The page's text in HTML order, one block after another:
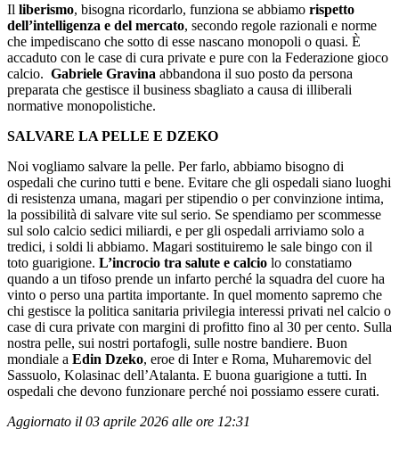
Il liberismo, bisogna ricordarlo, funziona se abbiamo rispetto
dell’intelligenza e del mercato, secondo regole razionali e norme
che impediscano che sotto di esse nascano monopoli o quasi. È
accaduto con le case di cura private e pure con la Federazione gioco
calcio. Gabriele Gravina abbandona il suo posto da persona
preparata che gestisce il business sbagliato a causa di illiberali
normative monopolistiche.
SALVARE LA PELLE E DZEKO
Noi vogliamo salvare la pelle. Per farlo, abbiamo bisogno di
ospedali che curino tutti e bene. Evitare che gli ospedali siano luoghi
di resistenza umana, magari per stipendio o per convinzione intima,
la possibilità di salvare vite sul serio. Se spendiamo per scommesse
sul solo calcio sedici miliardi, e per gli ospedali arriviamo solo a
tredici, i soldi li abbiamo. Magari sostituiremo le sale bingo con il
toto guarigione. L’incrocio tra salute e calcio lo constatiamo
quando a un tifoso prende un infarto perché la squadra del cuore ha
vinto o perso una partita importante. In quel momento sapremo che
chi gestisce la politica sanitaria privilegia interessi privati nel calcio o
case di cura private con margini di profitto fino al 30 per cento. Sulla
nostra pelle, sui nostri portafogli, sulle nostre bandiere. Buon
mondiale a Edin Dzeko, eroe di Inter e Roma, Muharemovic del
Sassuolo, Kolasinac dell’Atalanta. E buona guarigione a tutti. In
ospedali che devono funzionare perché noi possiamo essere curati.
Aggiornato il 03 aprile 2026 alle ore 12:31